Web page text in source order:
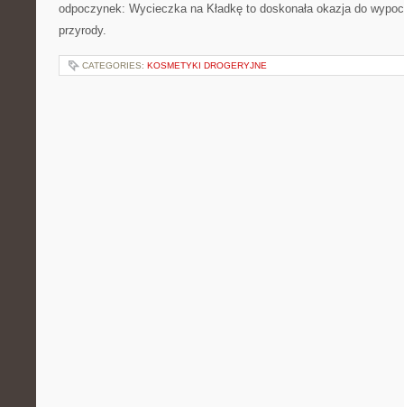
odpoczynek: Wycieczka na Kładkę to doskonała okazja do
przyrody.
CATEGORIES: KOSMETYKI DROGERYJNE